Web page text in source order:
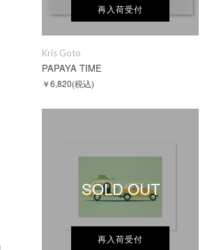
再入荷受付
Kris Goto
PAPAYA TIME
￥6,820(税込)
SOLD OUT
再入荷受付